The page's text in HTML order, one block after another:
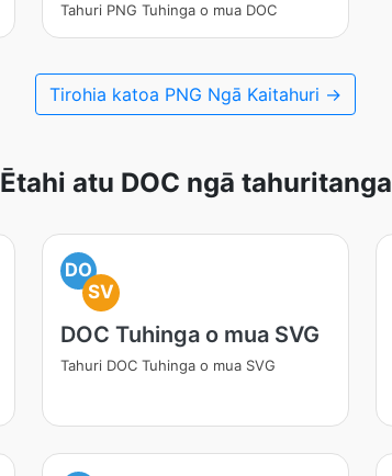
Tahuri PNG Tuhinga o mua DOC
Tirohia katoa PNG Ngā Kaitahuri →
Ētahi atu DOC ngā tahuritanga
DO
SV
DOC Tuhinga o mua SVG
Tahuri DOC Tuhinga o mua SVG